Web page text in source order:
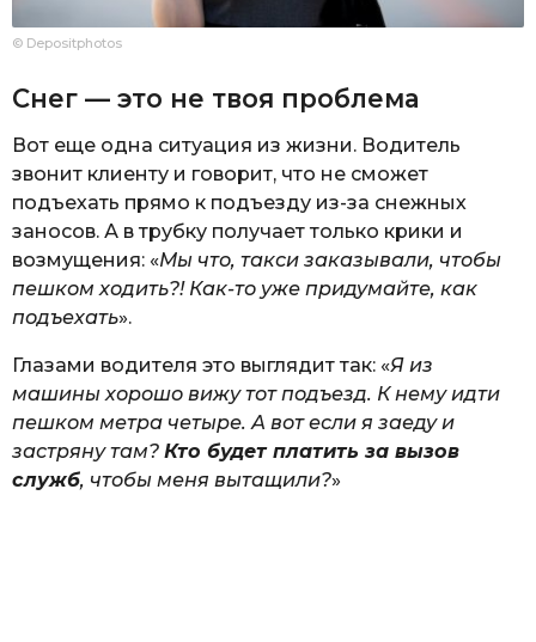
© Depositphotos
Снег — это не твоя проблема
Вот еще одна ситуация из жизни. Водитель
звонит клиенту и говорит, что не сможет
подъехать прямо к подъезду из-за снежных
заносов. А в трубку получает только крики и
возмущения: «Мы что, такси заказывали, чтобы
пешком ходить?! Как-то уже придумайте, как
подъехать».
Глазами водителя это выглядит так: «Я из
машины хорошо вижу тот подъезд. К нему идти
пешком метра четыре. А вот если я заеду и
застряну там? Кто будет платить за вызов
служб, чтобы меня вытащили?»